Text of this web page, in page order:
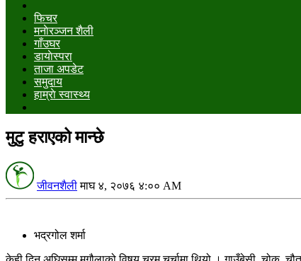
फिचर
मनाेरञ्जन शैली
गाँउघर
डायाेस्परा
ताजा अपडेट
समुदाय
हाम्राे स्वास्थ्य
मुटु हराएको मान्छे
जीवनशैली माघ ४, २०७६ ४:०० AM
भद्रगोल शर्मा